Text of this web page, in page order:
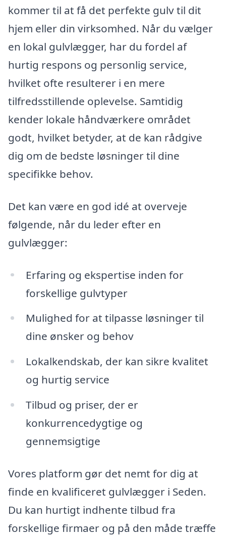
kommer til at få det perfekte gulv til dit
hjem eller din virksomhed. Når du vælger
en lokal gulvlægger, har du fordel af
hurtig respons og personlig service,
hvilket ofte resulterer i en mere
tilfredsstillende oplevelse. Samtidig
kender lokale håndværkere området
godt, hvilket betyder, at de kan rådgive
dig om de bedste løsninger til dine
specifikke behov.
Det kan være en god idé at overveje
følgende, når du leder efter en
gulvlægger:
Erfaring og ekspertise inden for
forskellige gulvtyper
Mulighed for at tilpasse løsninger til
dine ønsker og behov
Lokalkendskab, der kan sikre kvalitet
og hurtig service
Tilbud og priser, der er
konkurrencedygtige og
gennemsigtige
Vores platform gør det nemt for dig at
finde en kvalificeret gulvlægger i Seden.
Du kan hurtigt indhente tilbud fra
forskellige firmaer og på den måde træffe